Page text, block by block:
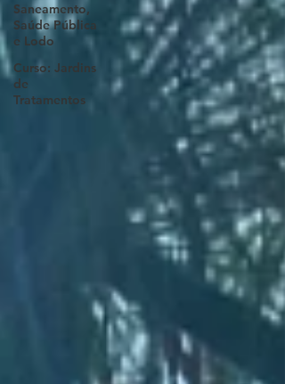
Saneamento,
Saúde Pública
e Lodo
Curso: Jardins
de
Tratamentos